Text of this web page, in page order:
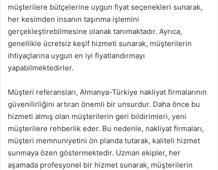
müşterilere bütçelerine uygun fiyat seçenekleri sunarak,
her kesimden insanın taşınma işlemini
gerçekleştirebilmesine olanak tanımaktadır. Ayrıca,
genellikle ücretsiz keşif hizmeti sunarak, müşterilerin
ihtiyaçlarına uygun en iyi fiyatlandırmayı
yapabilmektedirler.
Müşteri referansları, Almanya-Türkiye nakliyat firmalarının
güvenilirliğini artıran önemli bir unsurdur. Daha önce bu
hizmeti almış olan müşterilerin geri bildirimleri, yeni
müşterilere rehberlik eder. Bu nedenle, nakliyat firmaları,
müşteri memnuniyetini ön planda tutarak, kaliteli hizmet
sunmaya özen göstermektedir. Uzman ekipler, her
aşamada profesyonel bir hizmet sunarak, müşterilerin